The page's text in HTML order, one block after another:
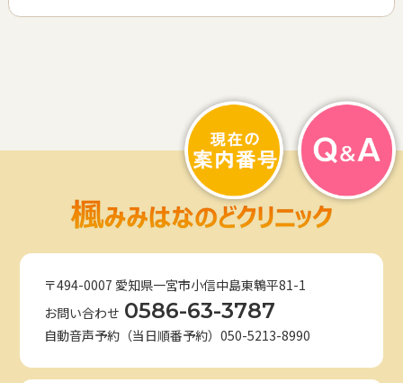
〒494-0007 愛知県一宮市小信中島東鵯平81-1
お問い合わせ 0586-63-3787
自動音声予約（当日順番予約）050-5213-8990